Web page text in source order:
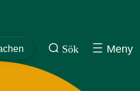
Sök Meny